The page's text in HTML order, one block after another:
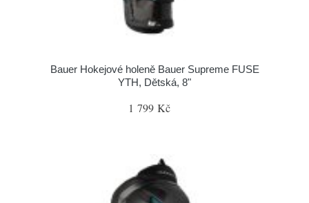
Bauer Hokejové holeně Bauer Supreme FUSE
YTH, Dětská, 8"
1 799 Kč